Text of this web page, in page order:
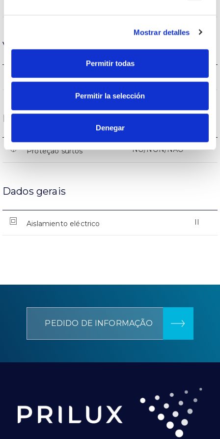
Mostrar detalles
Permitir todas
Permitir la selección
Denegar
Vida
Vida (L70B50>) 25.000h
Proteções
Proteção surtos NO/NON/NÃO
Dados gerais
Aislamiento eléctrico II
PEDIDO DE INFORMAÇÃO